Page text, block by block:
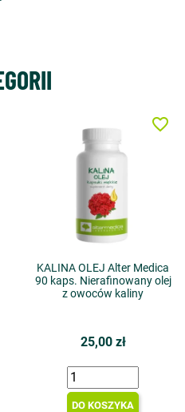
KALINA OLEJ Alter Medica
90 kaps. Nierafinowany olej
z owoców kaliny
25,00 zł
DO KOSZYKA
favorite_border